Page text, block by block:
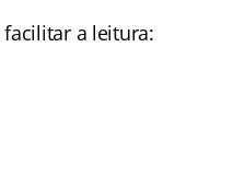
a leitura: